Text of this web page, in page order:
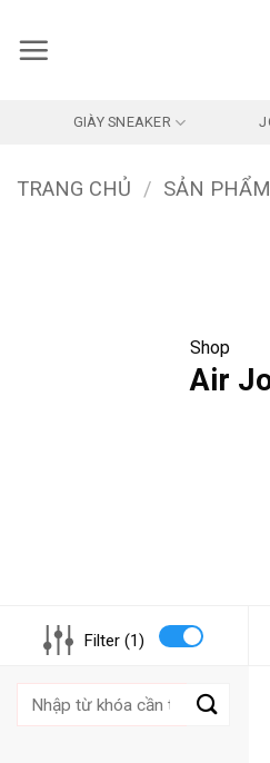
qua
GIÀY SNEAKER
TRANG CHỦ / SẢN
Shop
Air
Filter (1)
Tìm
kiếm: